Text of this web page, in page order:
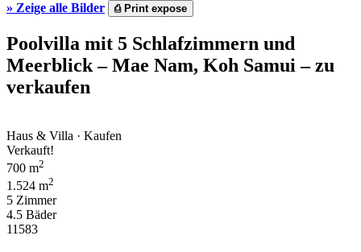
» Zeige alle Bilder ⎙Print expose
Poolvilla mit 5 Schlafzimmern und
Meerblick – Mae Nam, Koh Samui – zu
verkaufen
Haus & Villa · Kaufen
Verkauft!
700 m2
1.524 m2
5 Zimmer
4.5 Bäder
11583